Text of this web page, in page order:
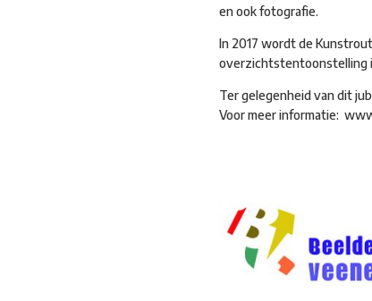
en ook fotografie.
In 2017 wordt de
overzichtstentoonstelling
Ter gelegenheid van dit
Voor meer informatie: